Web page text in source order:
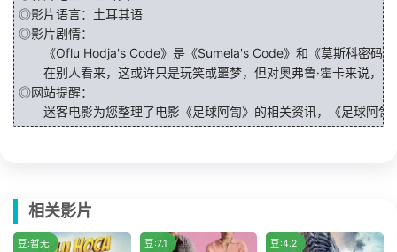
◎影片语言：土耳其语
◎影片剧情：
《Oflu Hodja's Code》是《Sumela's Code》和《莫斯科密码》
在别人看来，这或许只是玩笑或噩梦，但对奥弗鲁·霍卡来说，却
◎网站提醒：
迷客电影为您整理了电影《足球阿訇》的相关资讯，《足球阿訇
相关影片
冷门
豆:暂无 豆:7.1 豆:4.2